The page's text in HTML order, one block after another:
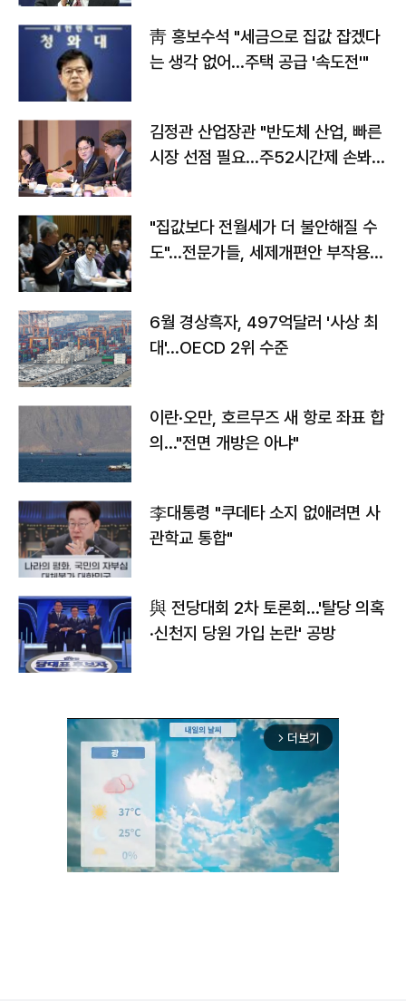
靑 홍보수석 "세금으로 집값 잡겠다
는 생각 없어…주택 공급 '속도전'"
김정관 산업장관 "반도체 산업, 빠른
시장 선점 필요…주52시간제 손봐
"집값보다 전월세가 더 불안해질 수
도"…전문가들, 세제개편안 부작용
6월 경상흑자, 497억달러 '사상 최
대'…OECD 2위 수준
이란·오만, 호르무즈 새 항로 좌표 합
의…"전면 개방은 아냐"
李대통령 "쿠데타 소지 없애려면 사
관학교 통합"
與 전당대회 2차 토론회…'탈당 의혹
·신천지 당원 가입 논란' 공방
arrow_forward_ios 더보기